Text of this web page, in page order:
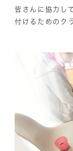
皆さんに協力し
付けるためのク